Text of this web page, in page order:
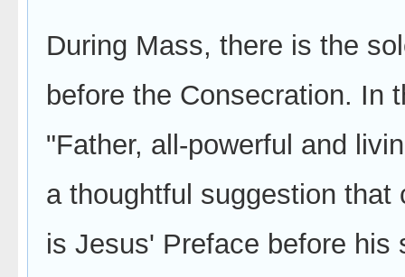
During Mass, there is the
before the Consecration. In
"Father, all-powerful and
a thoughtful suggestion
is Jesus' Preface before his